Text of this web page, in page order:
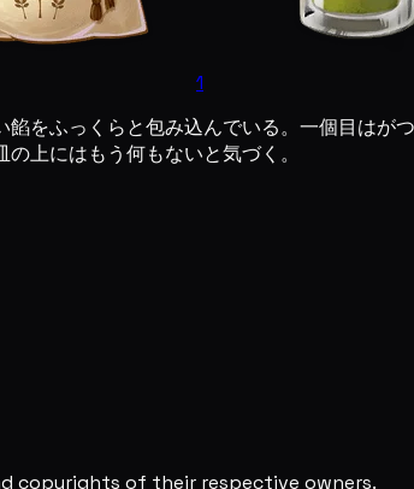
1
をふっくらと包み込んでいる。一個目は
上にはもう何もないと気づく。
copyrights of their respective owners.